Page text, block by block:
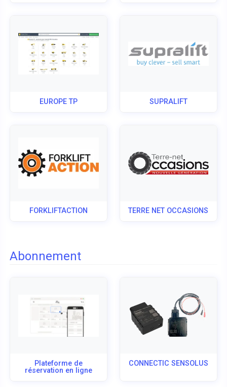
EUROPE TP SUPRALIFT
FORKLIFTACTION TERRE NET OCCASIONS
Abonnement
Plateforme de
réservation en ligne
CONNECTIC SENSOLUS